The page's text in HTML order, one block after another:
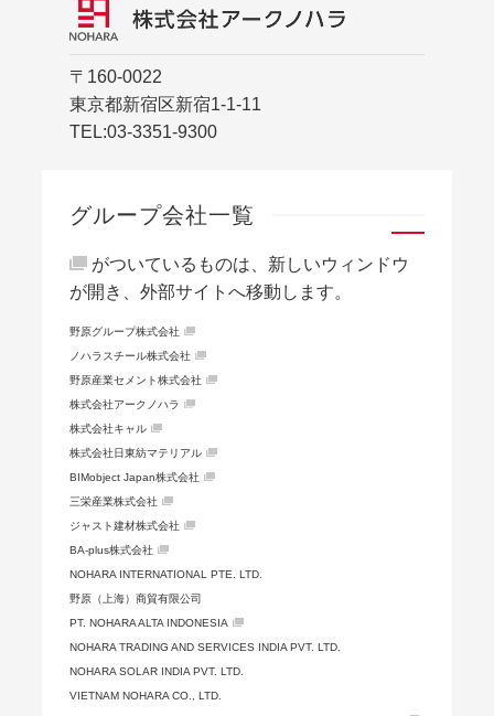
〒160-0022
東京都新宿区新宿1-1-11
TEL:03-3351-9300
グループ会社一覧
がついているものは、新しいウィンドウ
が開き、外部サイトへ移動します。
野原グループ株式会社
ノハラスチール株式会社
野原産業セメント株式会社
株式会社アークノハラ
株式会社キャル
株式会社日東紡マテリアル
BIMobject Japan株式会社
三栄産業株式会社
ジャスト建材株式会社
BA-plus株式会社
NOHARA INTERNATIONAL PTE. LTD.
野原（上海）商貿有限公司
PT. NOHARA ALTA INDONESIA
NOHARA TRADING AND SERVICES INDIA PVT. LTD.
NOHARA SOLAR INDIA PVT. LTD.
VIETNAM NOHARA CO., LTD.